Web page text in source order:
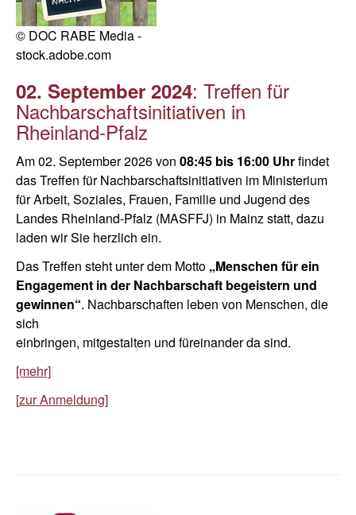
© DOC RABE Media -
stock.adobe.com
02. September 2024: Treffen für
Nachbarschaftsinitiativen in
Rheinland-Pfalz
Am 02. September 2026 von 08:45 bis 16:00 Uhrfindet
das Treffen für Nachbarschaftsinitiativen im Ministerium
für Arbeit, Soziales, Frauen, Familie und Jugend des
Landes Rheinland-Pfalz (MASFFJ) in Mainz statt, dazu
laden wir Sie herzlich ein.
Das Treffen steht unter dem Motto „Menschen für ein
Engagement in der Nachbarschaft begeistern und
gewinnen“. Nachbarschaften leben von Menschen, die
sich
einbringen, mitgestalten und füreinander da sind.
[mehr]
[zur Anmeldung]